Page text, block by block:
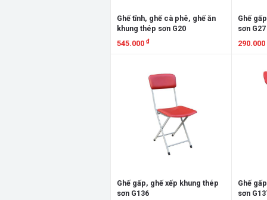
Ghế tĩnh, ghế cà phê, ghế ăn
khung thép sơn G20
545.000 ₫
Ghế
sơn
290.000
Ghế gấp, ghế xếp khung thép
sơn G136
Ghế
sơn